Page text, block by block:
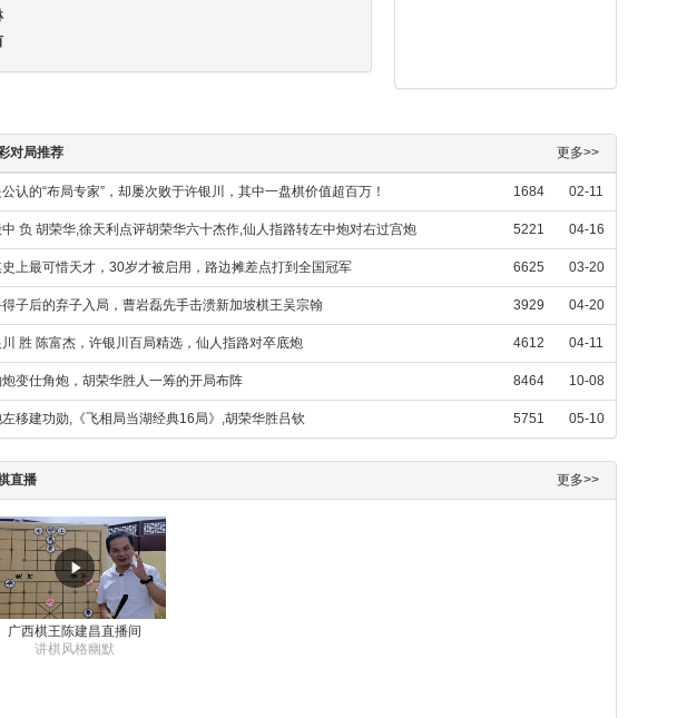
对局推荐 更多>>
认的“布局专家”，却屡次败于许银川，其中一盘棋价值超百万！ 1684 02-11
负 胡荣华,徐天利点评胡荣华六十杰作,仙人指路转左中炮对右过宫炮 5221 04-16
上最可惜天才，30岁才被启用，路边摊差点打到全国冠军 6625 03-20
子后的弃子入局，曹岩磊先手击溃新加坡棋王吴宗翰 3929 04-20
胜 陈富杰，许银川百局精选，仙人指路对卒底炮 4612 04-11
变仕角炮，胡荣华胜人一筹的开局布阵 8464 10-08
移建功勋,《飞相局当湖经典16局》,胡荣华胜吕钦 5751 05-10
直播 更多>>
广西棋王陈建昌直播间
讲棋风格幽默